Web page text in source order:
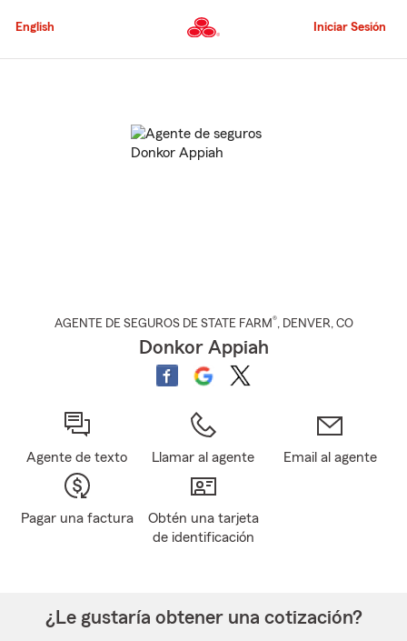
al
principal
English Iniciar Sesión
AGENTE DE SEGUROS DE STATE FARM®, DENVER, CO
Donkor Appiah
Agente de texto Llamar al agente Email al agente
Pagar una factura
Obtén una tarjeta
de identificación
¿Le gustaría obtener una cotización?